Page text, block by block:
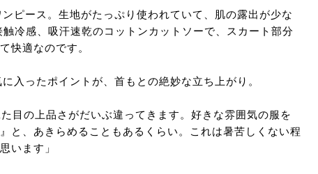
ピース。生地がたっぷり使われていて、肌の露出が少な
冷感、吸汗速乾のコットンカットソーで、スカート部分
快適なのです。
入ったポイントが、首もとの絶妙な立ち上がり。
目の上品さがだいぶ違ってきます。好きな雰囲気の服を
、あきらめることもあるくらい。これは暑苦しくない程
います」